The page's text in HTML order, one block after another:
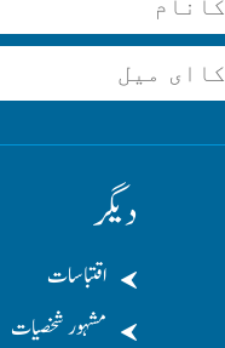
دیگر
اقتباسات
مشہور شخصیات